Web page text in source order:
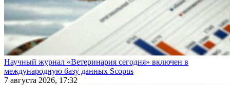
Научный журнал «Ветеринария сегодня» включен в
международную базу данных Scopus
7 августа 2026, 17:32